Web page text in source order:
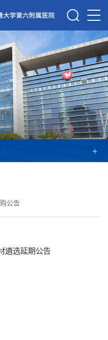
+
公告
遴选延期公告